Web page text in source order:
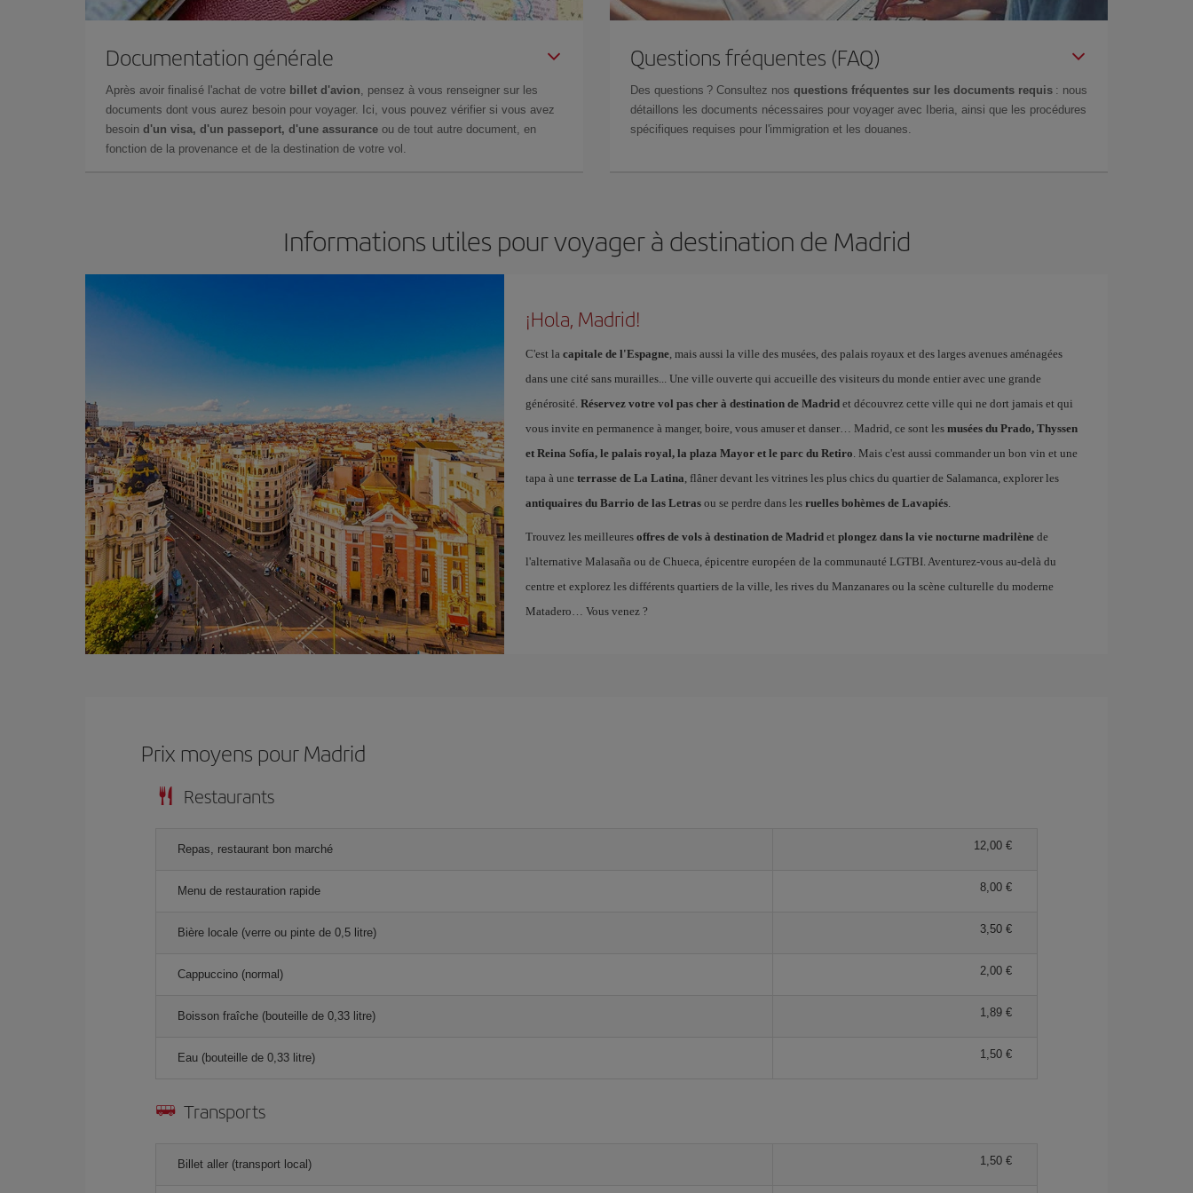
Documentation générale
Après avoir finalisé l'achat de votre billet d'avion, pensez à vous renseigner sur les
documents dont vous aurez besoin pour voyager. Ici, vous pouvez vérifier si vous avez
besoin d'un visa, d'un passeport, d'une assurance ou de tout autre document, en
fonction de la provenance et de la destination de votre vol.
Questions fréquentes (FAQ)
Des questions ? Consultez nos questions fréquentes sur les documents requis : nous
détaillons les documents nécessaires pour voyager avec Iberia, ainsi que les procédures
spécifiques requises pour l'immigration et les douanes.
Informations utiles pour voyager à destination de Madrid
¡Hola, Madrid!
C'est la capitale de l'Espagne, mais aussi la ville des musées, des palais royaux et des larges avenues aménagées
dans une cité sans murailles... Une ville ouverte qui accueille des visiteurs du monde entier avec une grande
générosité. Réservez votre vol pas cher à destination de Madridet découvrez cette ville qui ne dort jamais et qui
vous invite en permanence à manger, boire, vous amuser et danser… Madrid, ce sont les musées du Prado, Thyssen
et Reina Sofía, le palais royal, la plaza Mayor et le parc du Retiro. Mais c'est aussi commander un bon vin et une
tapa à une terrasse de La Latina, flâner devant les vitrines les plus chics du quartier de Salamanca, explorer les
antiquaires du Barrio de las Letrasou se perdre dans les ruelles bohèmes de Lavapiés.
Trouvez les meilleures offres de vols à destination de Madridet plongez dans la vie nocturne madrilènede
l'alternative Malasaña ou de Chueca, épicentre européen de la communauté LGTBI. Aventurez-vous au-delà du
centre et explorez les différents quartiers de la ville, les rives du Manzanares ou la scène culturelle du moderne
Matadero… Vous venez ?
Prix ​​moyens pour Madrid
Restaurants
Repas, restaurant bon marché 12,00 €
Menu de restauration rapide 8,00 €
Bière locale (verre ou pinte de 0,5 litre) 3,50 €
Cappuccino (normal) 2,00 €
Boisson fraîche (bouteille de 0,33 litre) 1,89 €
Eau (bouteille de 0,33 litre) 1,50 €
Transports
Billet aller (transport local) 1,50 €